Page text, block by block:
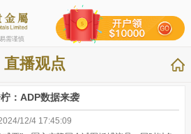
需谨慎
直播观点
：ADP数据来袭
12/4 17:45:09